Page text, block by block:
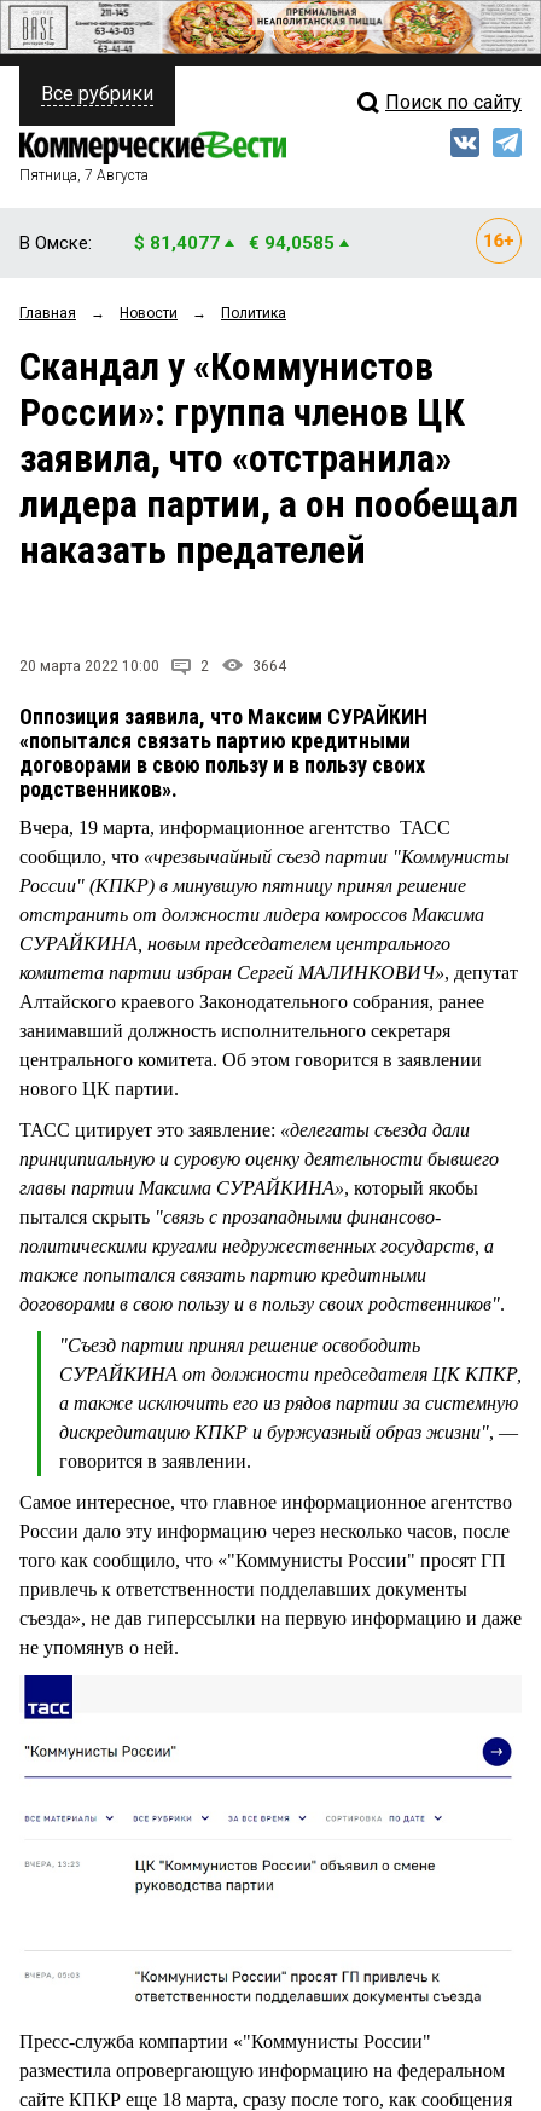
ПОЛИТИКА
ФИНАНСЫ
ОБЩЕСТВО
ЗАКОН
НОВОСТИ КОМПАНИЙ
СТИЛЬ ЖИЗНИ
Свежий выпуск
Рейтинги
Блоги
Архив
Все рубрики Поиск по сайту
Пятница, 7 Августа
В Омске: $ 81,4077 € 94,0585
Главная → Новости → Политика
Скандал у «Коммунистов
России»: группа членов ЦК
заявила, что «отстранила»
лидера партии, а он пообещал
наказать предателей
20 марта 2022 10:00 2 3664
Оппозиция заявила, что Максим СУРАЙКИН
«попытался связать партию кредитными
договорами в свою пользу и в пользу своих
родственников».
Вчера, 19 марта, информационное агентство ТАСС
сообщило, что «чрезвычайный съезд партии "Коммунисты
России" (КПКР) в минувшую пятницу принял решение
отстранить от должности лидера комроссов Максима
СУРАЙКИНА, новым председателем центрального
комитета партии избран Сергей МАЛИНКОВИЧ», депутат
Алтайского краевого Законодательного собрания, ранее
занимавший должность исполнительного секретаря
центрального комитета. Об этом говорится в заявлении
нового ЦК партии.
ТАСС цитирует это заявление: «делегаты съезда дали
принципиальную и суровую оценку деятельности бывшего
главы партии Максима СУРАЙКИНА», который якобы
пытался скрыть "связь с прозападными финансово-
политическими кругами недружественных государств, а
также попытался связать партию кредитными
договорами в свою пользу и в пользу своих родственников".
"Съезд партии принял решение освободить
СУРАЙКИНА от должности председателя ЦК КПКР,
а также исключить его из рядов партии за системную
дискредитацию КПКР и буржуазный образ жизни", —
говорится в заявлении.
Самое интересное, что главное информационное агентство
России дало эту информацию через несколько часов, после
того как сообщило, что «"Коммунисты России" просят ГП
привлечь к ответственности подделавших документы
съезда», не дав гиперссылки на первую информацию и даже
не упомянув о ней.
Пресс-служба компартии «"Коммунисты России"
разместила опровергающую информацию на федеральном
сайте КПКР еще 18 марта, сразу после того, как сообщения